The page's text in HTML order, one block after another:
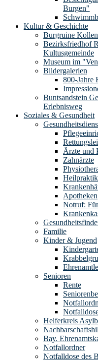
Burgen"
Kultur & Geschichte
Burgruine
Bezirksfriedhof
Kultusgemeinde
Museum im
Bildergalerien
800-Jahre
Buntsandstein
Erlebnisweg
Soziales & Gesundheit
Ärzte und
Zahnärzte
Apotheken
Notruf:
Familie
Kinder & Jugend
Senioren
Rente
Helferkreis
Bay.
Notfallordner
Notfalldose des